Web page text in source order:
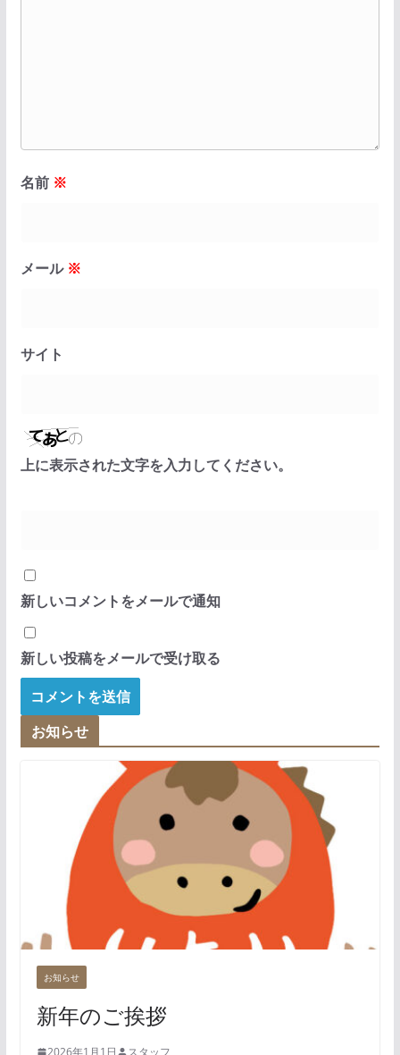
名前 ※
メール ※
サイト
上に表示された文字を入力してください。
新しいコメントをメールで通知
新しい投稿をメールで受け取る
お知らせ
お知らせ
新年のご挨拶